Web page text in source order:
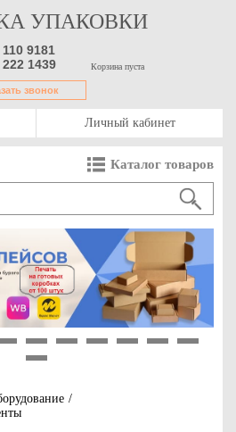
УПАКОВКИ
9181
1439
звонок
Корзина пуста
Личный кабинет
Каталог товаров
/